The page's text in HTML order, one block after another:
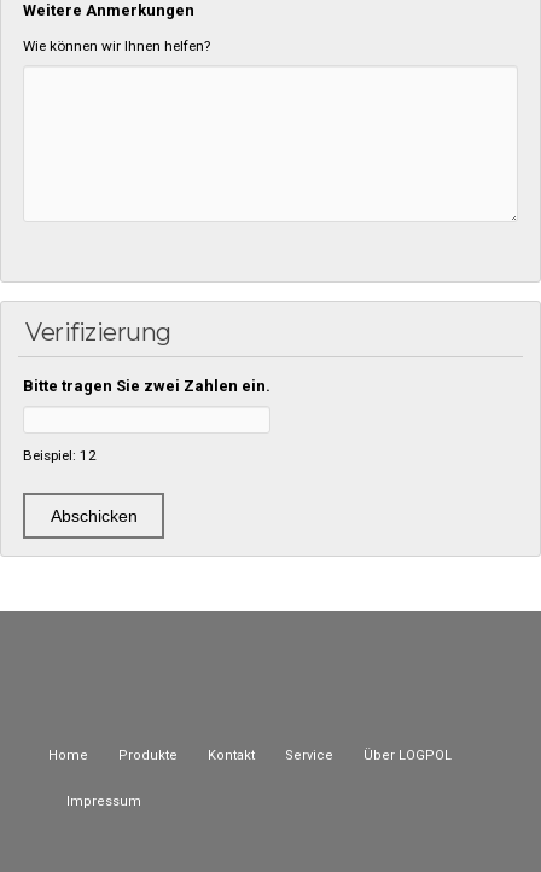
Weitere Anmerkungen
Wie können wir Ihnen helfen?
Verifizierung
Bitte tragen Sie zwei Zahlen ein.
Beispiel: 12
Home Produkte Kontakt Service Über LOGPOL
Impressum